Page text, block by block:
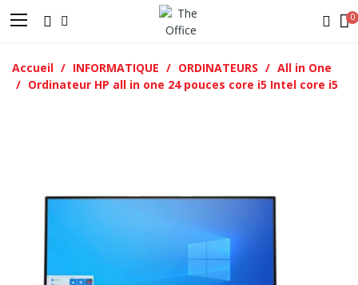
Accueil INFORMATIQUE ORDINATEURS
All in One
Ordinateur HP all in one 24 pouces core i5 Intel core i5